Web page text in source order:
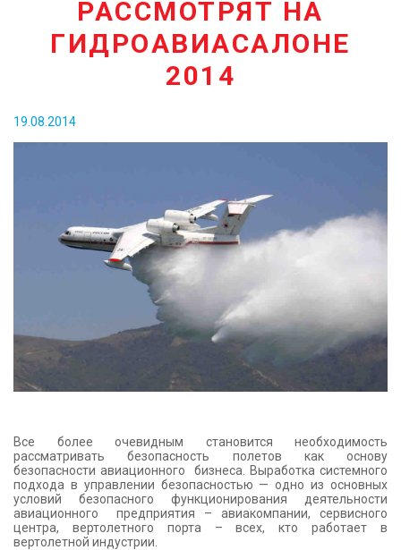
КОНТАКТЫРАССМОТРЯТ НА
ГИДРОАВИАСАЛОНЕ
2014
19.08.2014
Все более очевидным становится необходимость
рассматривать безопасность полетов как основу
безопасности авиационного бизнеса. Выработка системного
подхода в управлении безопасностью — одно из основных
условий безопасного функционирования деятельности
авиационного предприятия – авиакомпании, сервисного
центра, вертолетного порта – всех, кто работает в
вертолетной индустрии.